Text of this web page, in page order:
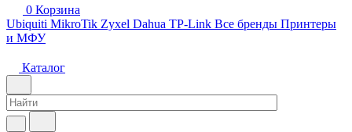
0 Корзина
Ubiquiti MikroTik Zyxel Dahua TP-Link Все бренды Принтеры
и МФУ
Каталог